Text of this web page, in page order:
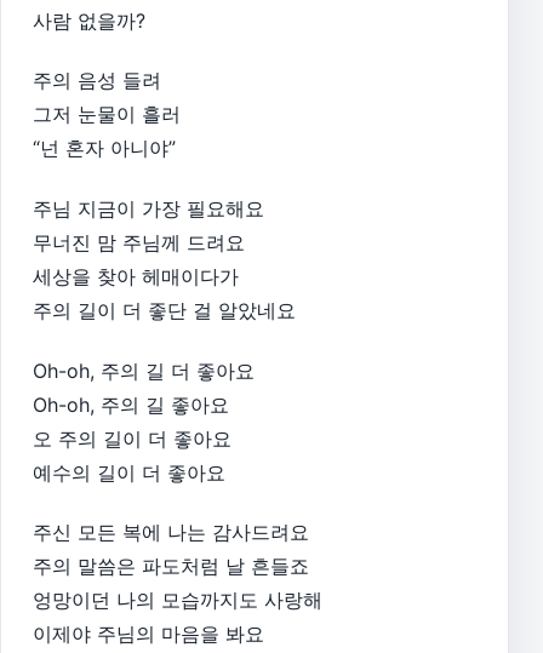
사람 없을까?
주의 음성 들려
그저 눈물이 흘러
“넌 혼자 아니야”
주님 지금이 가장 필요해요
무너진 맘 주님께 드려요
세상을 찾아 헤매이다가
주의 길이 더 좋단 걸 알았네요
Oh-oh, 주의 길 더 좋아요
Oh-oh, 주의 길 좋아요
오 주의 길이 더 좋아요
예수의 길이 더 좋아요
주신 모든 복에 나는 감사드려요
주의 말씀은 파도처럼 날 흔들죠
엉망이던 나의 모습까지도 사랑해
이제야 주님의 마음을 봐요